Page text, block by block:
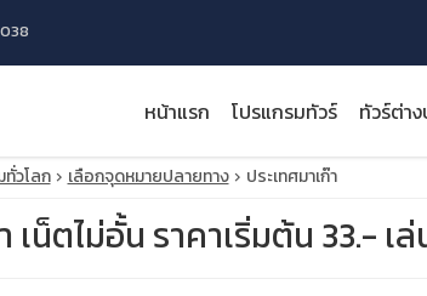
หน้าแรก โปรแกรมทัวร์ ทัวร์ต่าง
วโลก เลือกจุดหมายปลายทาง ประเทศมาเก๊า
เน็ตไม่อั้น ราคาเริ่มต้น 33.- เ